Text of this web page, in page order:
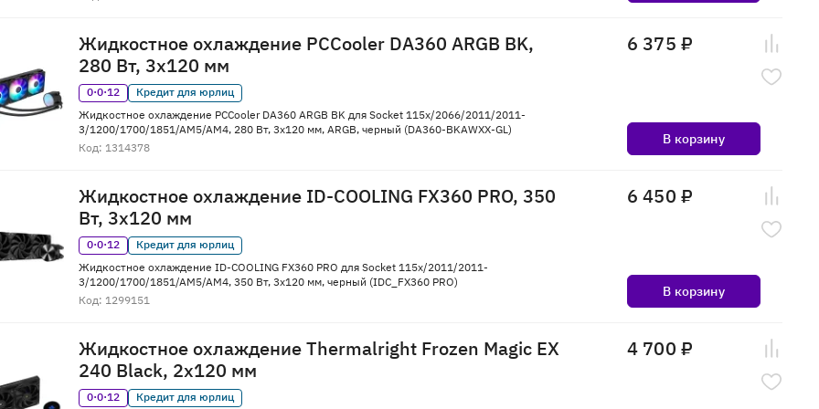
Жидкостное охлаждение PCCooler DA360 ARGB BK,
280 Вт, 3x120 мм
0·0·12
Кредит для юрлиц
Жидкостное охлаждение PCCooler DA360 ARGB BK для Socket 115x/2066/2011/2011-
3/1200/1700/1851/AM5/AM4, 280 Вт, 3x120 мм, ARGB, черный (DA360-BKAWXX-GL)
Код: 1314378
6 375 ₽
В корзину
Жидкостное охлаждение ID-COOLING FX360 PRO, 350
Вт, 3x120 мм
0·0·12
Кредит для юрлиц
Жидкостное охлаждение ID-COOLING FX360 PRO для Socket 115x/2011/2011-
3/1200/1700/1851/AM5/AM4, 350 Вт, 3x120 мм, черный (IDC_FX360 PRO)
Код: 1299151
6 450 ₽
В корзину
Жидкостное охлаждение Thermalright Frozen Magic EX
240 Black, 2x120 мм
0·0·12 Кредит для юрлиц
4 700 ₽